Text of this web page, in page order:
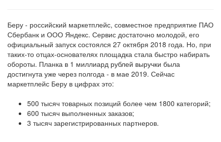
Беру - российский маркетплейс, совместное предприятие ПАО
Сбербанк и ООО Яндекс. Сервис достаточно молодой, его
официальный запуск состоялся 27 октября 2018 года. Но, при
таких-то отцах-основателях площадка стала быстро набирать
обороты. Планка в 1 миллиард рублей выручки была
достигнута уже через полгода - в мае 2019. Сейчас
маркетплейс Беру в цифрах это:
500 тысяч товарных позиций более чем 1800 категорий;
600 тысяч выполненных заказов;
3 тысяч зарегистрированных партнеров.